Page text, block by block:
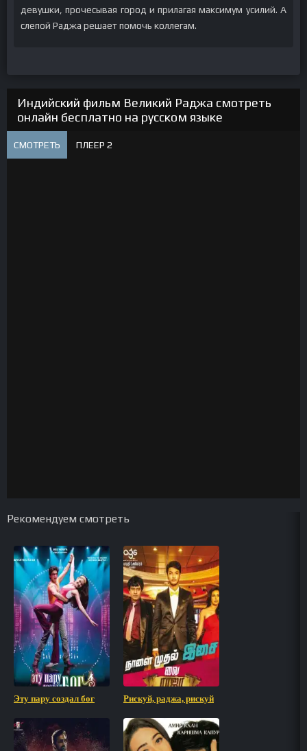
девушки, прочесывая город и прилагая максимум усилий. А
слепой Раджа решает помочь коллегам.
Индийский фильм Великий Раджа смотреть
онлайн бесплатно на русском языке
СМОТРЕТЬ ПЛЕЕР 2
Рекомендуем смотреть
Эту пару создал бог Рискуй, раджа, рискуй